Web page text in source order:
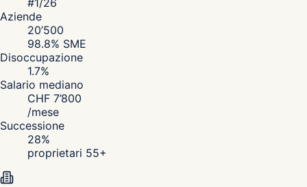
#1/26
Aziende
20’500
98.8% SME
Disoccupazione
1.7%
Salario mediano
CHF 7’800
/mese
Successione
28%
proprietari 55+